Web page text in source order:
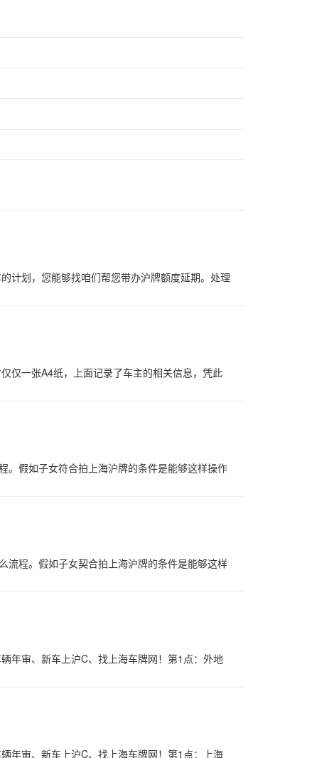
计划，您能够找咱们帮您带办沪牌额度延期。处理
仅一张A4纸，上面记录了车主的相关信息，凭此
。假如子女符合拍上海沪牌的条件是能够这样操作
流程。假如子女契合拍上海沪牌的条件是能够这样
年审、新车上沪C、找上海车牌网！第1点：外地
年审、新车上沪C、找上海车牌网！第1点：上海